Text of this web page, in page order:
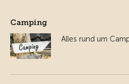
Camping
Alles rund um